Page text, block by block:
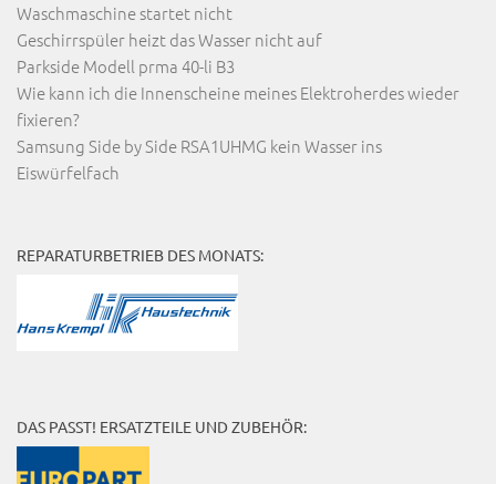
Waschmaschine startet nicht
Geschirrspüler heizt das Wasser nicht auf
Parkside Modell prma 40-li B3
Wie kann ich die Innenscheine meines Elektroherdes wieder
fixieren?
Samsung Side by Side RSA1UHMG kein Wasser ins
Eiswürfelfach
REPARATURBETRIEB DES MONATS:
DAS PASST! ERSATZTEILE UND ZUBEHÖR: